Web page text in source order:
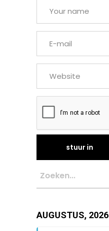
AUGUSTUS, 2026